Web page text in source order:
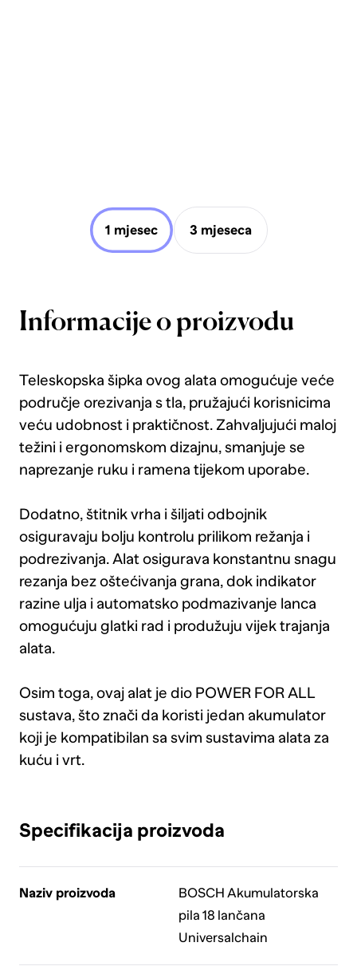
1 mjesec 3 mjeseca
Informacije o proizvodu
Teleskopska šipka ovog alata omogućuje veće
područje orezivanja s tla, pružajući korisnicima
veću udobnost i praktičnost. Zahvaljujući maloj
težini i ergonomskom dizajnu, smanjuje se
naprezanje ruku i ramena tijekom uporabe.
Dodatno, štitnik vrha i šiljati odbojnik
osiguravaju bolju kontrolu prilikom režanja i
podrezivanja. Alat osigurava konstantnu snagu
rezanja bez oštećivanja grana, dok indikator
razine ulja i automatsko podmazivanje lanca
omogućuju glatki rad i produžuju vijek trajanja
alata.
Osim toga, ovaj alat je dio POWER FOR ALL
sustava, što znači da koristi jedan akumulator
koji je kompatibilan sa svim sustavima alata za
kuću i vrt.
Specifikacija proizvoda
Naziv proizvoda
BOSCH Akumulatorska
pila 18 lančana
Universalchain